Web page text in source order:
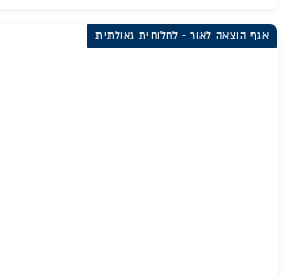
אגף הוצאה לאור - לחלוחית גאולתית